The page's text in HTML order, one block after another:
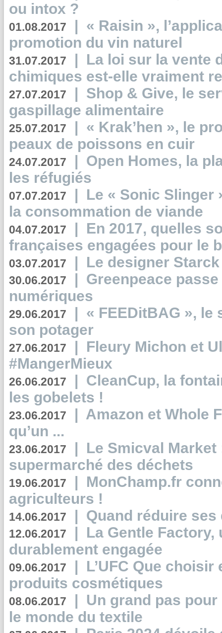
ou intox ?
01.08.2017 | « Raisin »,
promotion du vin naturel
31.07.2017 | La loi sur la vente
chimiques est-elle vraiment
27.07.2017 | Shop & Give, le
gaspillage alimentaire
25.07.2017 | « Krak’hen », le
peaux de poissons en cuir
24.07.2017 | Open Homes, la
les réfugiés
07.07.2017 | Le « Sonic Slinger
la consommation de viande
04.07.2017 | En 2017, quelles
françaises engagées pour le
03.07.2017 | Le designer
30.06.2017 | Greenpeace
numériques
29.06.2017 | « FEEDitBAG », le
son potager
27.06.2017 | Fleury Michon et
#MangerMieux
26.06.2017 | CleanCup, la
les gobelets !
23.06.2017 | Amazon et Whole
qu’un ...
23.06.2017 | Le Smicval
supermarché des déchets
19.06.2017 | MonChamp.fr
agriculteurs !
14.06.2017 | Quand réduire
12.06.2017 | La Gentle
durablement engagée
09.06.2017 | L’UFC Que
produits cosmétiques
08.06.2017 | Un grand pas
le monde du textile